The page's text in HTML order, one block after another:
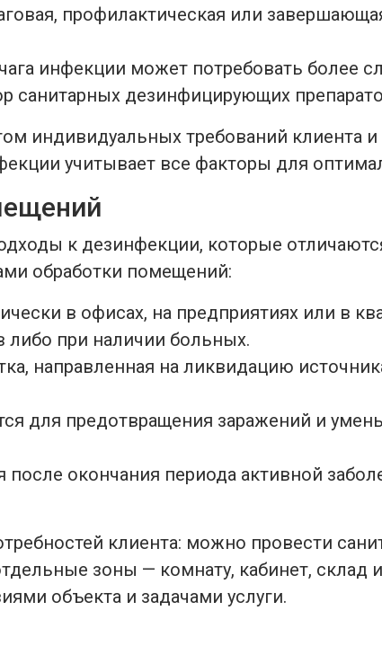
профилактическая или
инфекции может потребовать более
санитарных дезинфицирующих
индивидуальных требований клиента
учитывает все факторы для
к дезинфекции, которые
обработки помещений:
в офисах, на предприятиях или в
либо при наличии больных.
направленная на ликвидацию
для предотвращения заражений и
окончания периода активной
клиента: можно провести
зоны — комнату, кабинет, склад
объекта и задачами услуги.